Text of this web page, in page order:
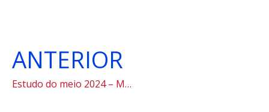
ANTERIOR
Estudo do meio 2024 – Museu da Língua Portuguesa